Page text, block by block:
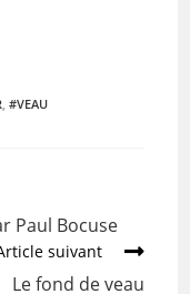
#VEAU
Paul Bocuse
suivant
Le fond de veau